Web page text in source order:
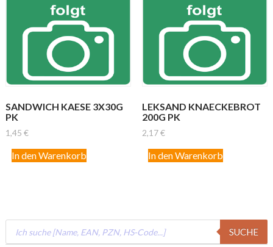
SANDWICH KAESE 3X30G
PK
1,45 €
In den Warenkorb
LEKSAND KNAECKEBROT
200G PK
2,17€
In den Warenkorb
Products
search
SUCHE